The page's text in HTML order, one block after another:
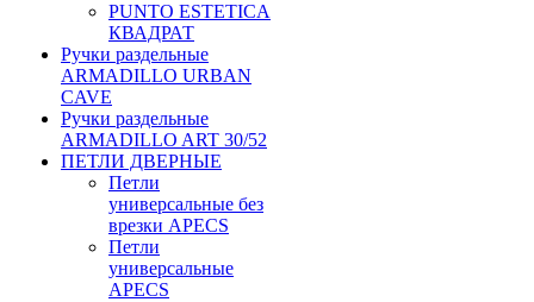
PUNTO ESTETICA
КВАДРАТ
Ручки раздельные
ARMADILLO URBAN
CAVE
Ручки раздельные
ARMADILLO ART 30/52
ПЕТЛИ ДВЕРНЫЕ
Петли
универсальные без
врезки APECS
Петли
универсальные
APECS